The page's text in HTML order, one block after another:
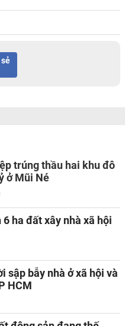
trúng thầu hai khu đô
ở Mũi Né
ha đất xây nhà xã hội
sập bẫy nhà ở xã hội và
HCM